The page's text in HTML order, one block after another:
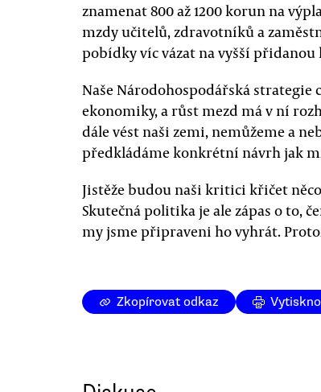
znamenat 800 až 1200 korun na
mzdy učitelů, zdravotníků a
pobídky víc vázat na vyšší
Naše Národohospodářská
ekonomiky, a růst mezd má v ní
dále vést naši zemi, nemůžeme a
předkládáme konkrétní návrh jak
Jistěže budou naši kritici křičet
Skutečná politika je ale zápas o to,
my jsme připraveni ho vyhrát.
Zkopírovat odkaz